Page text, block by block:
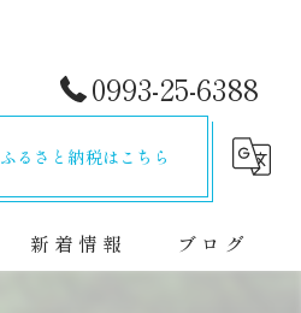
0993-25-6388
ふるさと納税はこちら
新着情報 ブログ